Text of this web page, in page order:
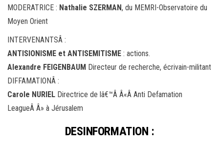
MODERATRICE : Nathalie SZERMAN, du MEMRI-Observatoire du
Moyen Orient
INTERVENANTSÂ :
ANTISIONISME et ANTISEMITISME : actions.
Alexandre FEIGENBAUM Directeur de recherche, écrivain-militant
DIFFAMATIONÂ :
Carole NURIEL Directrice de lâ€™Â Â«Â Anti Defamation
LeagueÂ Â» à Jérusalem
DESINFORMATION :